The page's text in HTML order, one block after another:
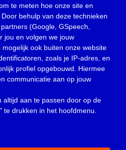
te meten hoe onze site en
behulp van deze technieken
(Google, GSpeech,
jou en volgen we jouw
ook buiten onze website
zoals je IP-adres, en
profiel opgebouwd. Hiermee
communicatie aan op jouw
altijd aan te passen door op de
te drukken in het hoofdmenu.